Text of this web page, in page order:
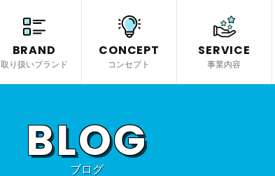
BRAND
取り扱いブランド
CONCEPT
コンセプト
SERVICE
事業内容
BLOG
ブログ